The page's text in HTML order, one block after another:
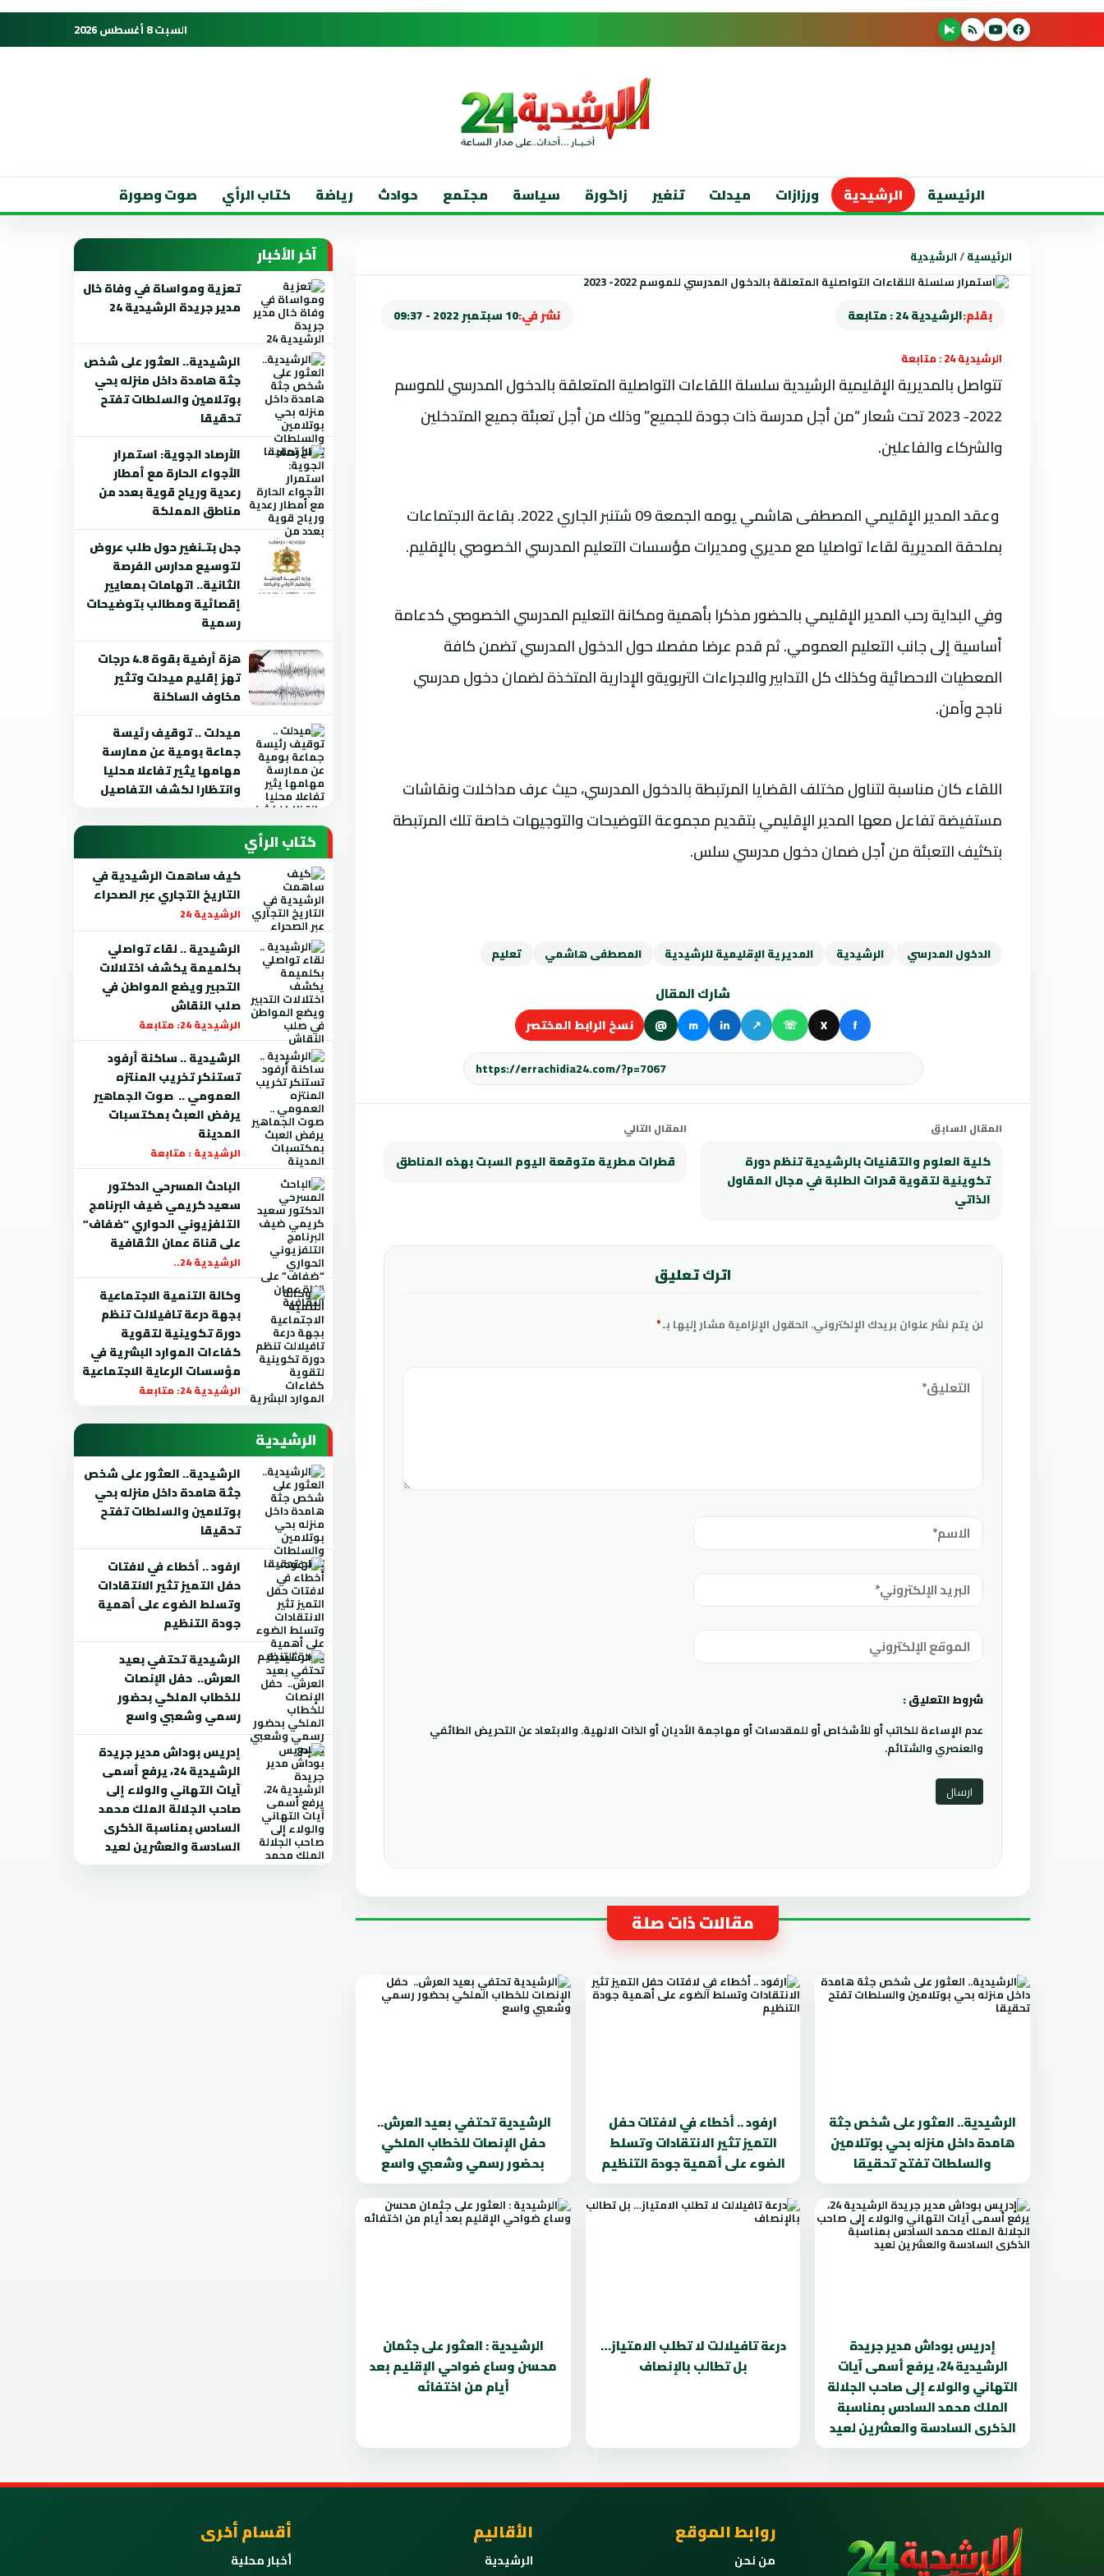
السبت 8 أغسطس 2026
الرئيسية الرشيدية ورزازات ميدلت تنغير زاگورة سياسة مجتمع حوادث رياضة كتاب الرأي صوت وصورة
الرئيسية/الرشيدية
بقلم:الرشيدية 24 : متابعة نشر في:10 سبتمبر 2022 - 09:37
الرشيدية 24 : متابعة
تتواصل بالمديرية الإقليمية الرشيدية سلسلة اللقاءات التواصلية المتعلقة بالدخول المدرسي للموسم
2022- 2023 تحت شعار “من أجل مدرسة ذات جودة للجميع” وذلك من أجل تعبئة جميع المتدخلين
والشركاء والفاعلين.
وعقد المدير الإقليمي المصطفى هاشمي يومه الجمعة 09 شتنبر الجاري 2022. بقاعة الاجتماعات
بملحقة المديرية لقاءا تواصليا مع مديري ومديرات مؤسسات التعليم المدرسي الخصوصي بالإقليم.
وفي البداية رحب المدير الإقليمي بالحضور مذكرا بأهمية ومكانة التعليم المدرسي الخصوصي كدعامة
أساسية إلى جانب التعليم العمومي. ثم قدم عرضا مفصلا حول الدخول المدرسي تضمن كافة
المعطيات الاحصائية وكذلك كل التدابير والاجراءات التربويةو الإدارية المتخذة لضمان دخول مدرسي
ناجح وآمن.
اللقاء كان مناسبة لتناول مختلف القضايا المرتبطة بالدخول المدرسي، حيث عرف مداخلات ونقاشات
مستفيضة تفاعل معها المدير الإقليمي بتقديم مجموعة التوضيحات والتوجيهات خاصة تلك المرتبطة
بتكثيف التعبئة من أجل ضمان دخول مدرسي سلس.
الدخول المدرسي الرشيدية المديرية الإقليمية للرشيدية المصطفى هاشمي تعليم
شارك المقال
f
X
☏
↗
in
m
@ نسخ الرابط المختصر
المقال السابق
كلية العلوم والتقنيات بالرشيدية تنظم دورة
تكوينية لتقوية قدرات الطلبة في مجال المقاول
الذاتي
المقال التالي
قطرات مطرية متوقعة اليوم السبت بهذه المناطق
اترك تعليق
لن يتم نشر عنوان بريدك الإلكتروني. الحقول الإلزامية مشار إليها بـ*
شروط التعليق :
عدم الإساءة للكاتب أو للأشخاص أو للمقدسات أو مهاجمة الأديان أو الذات الالهية. والابتعاد عن التحريض الطائفي
والعنصري والشتائم.
مقالات ذات صلة
الرشيدية.. العثور على شخص جثة
هامدة داخل منزله بحي بوتلامين
والسلطات تفتح تحقيقا
ارفود .. أخطاء في لافتات حفل
التميز تثير الانتقادات وتسلط
الضوء على أهمية جودة التنظيم
الرشيدية تحتفي بعيد العرش..
حفل الإنصات للخطاب الملكي
بحضور رسمي وشعبي واسع
إدريس بوداش مدير جريدة
الرشيدية 24، يرفع أسمى آيات
التهاني والولاء إلى صاحب الجلالة
الملك محمد السادس بمناسبة
الذكرى السادسة والعشرين لعيد
درعة تافيلالت لا تطلب الامتياز…
بل تطالب بالإنصاف
الرشيدية : العثور على جثمان
محسن وساع ضواحي الإقليم بعد
أيام من اختفائه
آخر الأخبار
تعزية ومواساة في وفاة خال
مدير جريدة الرشيدية 24
الرشيدية.. العثور على شخص
جثة هامدة داخل منزله بحي
بوتلامين والسلطات تفتح
تحقيقا
الأرصاد الجوية: استمرار
الأجواء الحارة مع أمطار
رعدية ورياح قوية بعدد من
مناطق المملكة
جدل بتـنغير حول طلب عروض
لتوسيع مدارس الفرصة
الثانية.. اتهامات بمعايير
إقصائية ومطالب بتوضيحات
رسمية
هزة أرضية بقوة 4.8 درجات
تهز إقليم ميدلت وتثير
مخاوف الساكنة
ميدلت .. توقيف رئيسة
جماعة بومية عن ممارسة
مهامها يثير تفاعلا محليا
وانتظارا لكشف التفاصيل
كتاب الرأي
كيف ساهمت الرشيدية في
التاريخ التجاري عبر الصحراء
الرشيدية 24
الرشيدية .. لقاء تواصلي
بكلميمة يكشف اختلالات
التدبير ويضع المواطن في
صلب النقاش
الرشيدية 24: متابعة
الرشيدية .. ساكنة أرفود
تستنكر تخريب المنتزه
العمومي .. صوت الجماهير
يرفض العبث بمكتسبات
المدينة
الرشيدية : متابعة
الباحث المسرحي الدكتور
سعيد كريمي ضيف البرنامج
التلفزيوني الحواري “ضفاف”
على قناة عمان الثقافية
الرشيدية 24..
وكالة التنمية الاجتماعية
بجهة درعة تافيلالت تنظم
دورة تكوينية لتقوية
كفاءات الموارد البشرية في
مؤسسات الرعاية الاجتماعية
الرشيدية 24: متابعة
الرشيدية
الرشيدية.. العثور على شخص
جثة هامدة داخل منزله بحي
بوتلامين والسلطات تفتح
تحقيقا
ارفود .. أخطاء في لافتات
حفل التميز تثير الانتقادات
وتسلط الضوء على أهمية
جودة التنظيم
الرشيدية تحتفي بعيد
العرش.. حفل الإنصات
للخطاب الملكي بحضور
رسمي وشعبي واسع
إدريس بوداش مدير جريدة
الرشيدية 24، يرفع أسمى
آيات التهاني والولاء إلى
صاحب الجلالة الملك محمد
السادس بمناسبة الذكرى
السادسة والعشرين لعيد
روابط الموقع
من نحن
الأقاليم
الرشيدية
أقسام أخرى
أخبار محلية